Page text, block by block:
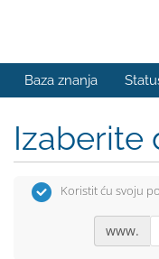
Baza znanja
Izaberite
Koristit ću svoju
www.